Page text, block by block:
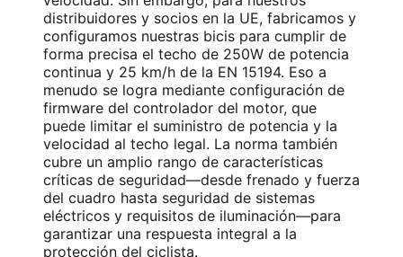
distribuidores y socios en la UE, fabricamos y
configuramos nuestras bicis para cumplir de
forma precisa el techo de 250W de potencia
continua y 25 km/h de la EN 15194. Eso a
menudo se logra mediante configuración de
firmware del controlador del motor, que
puede limitar el suministro de potencia y la
velocidad al techo legal. La norma también
cubre un amplio rango de características
críticas de seguridad—desde frenado y fuerza
del cuadro hasta seguridad de sistemas
eléctricos y requisitos de iluminación—para
garantizar una respuesta integral a la
protección del ciclista.